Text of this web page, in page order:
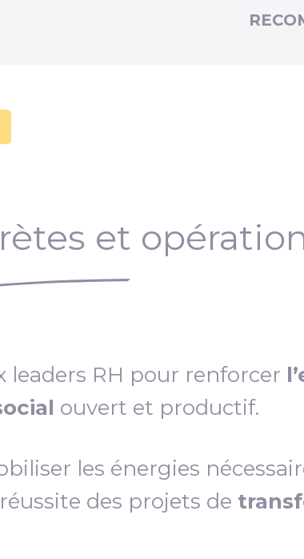
et
leaders RH pour renforcer
ouvert et productif.
les énergies
des projets de